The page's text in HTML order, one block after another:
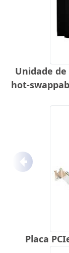
Unidade
hot-
Placa
Anterior